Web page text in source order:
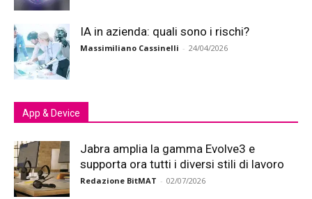
IA in azienda: quali sono i rischi?
Massimiliano Cassinelli - 24/04/2026
App & Device
Jabra amplia la gamma Evolve3 e
supporta ora tutti i diversi stili di lavoro
Redazione BitMAT - 02/07/2026